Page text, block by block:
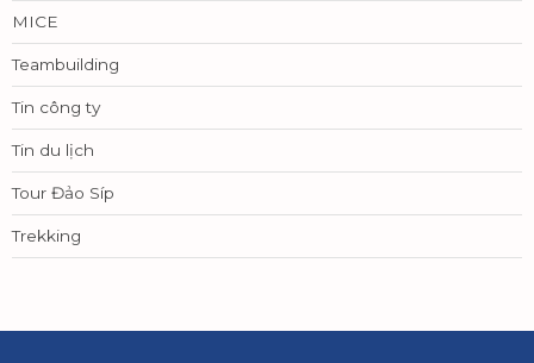
MICE
Teambuilding
Tin công ty
Tin du lịch
Tour Đảo Síp
Trekking